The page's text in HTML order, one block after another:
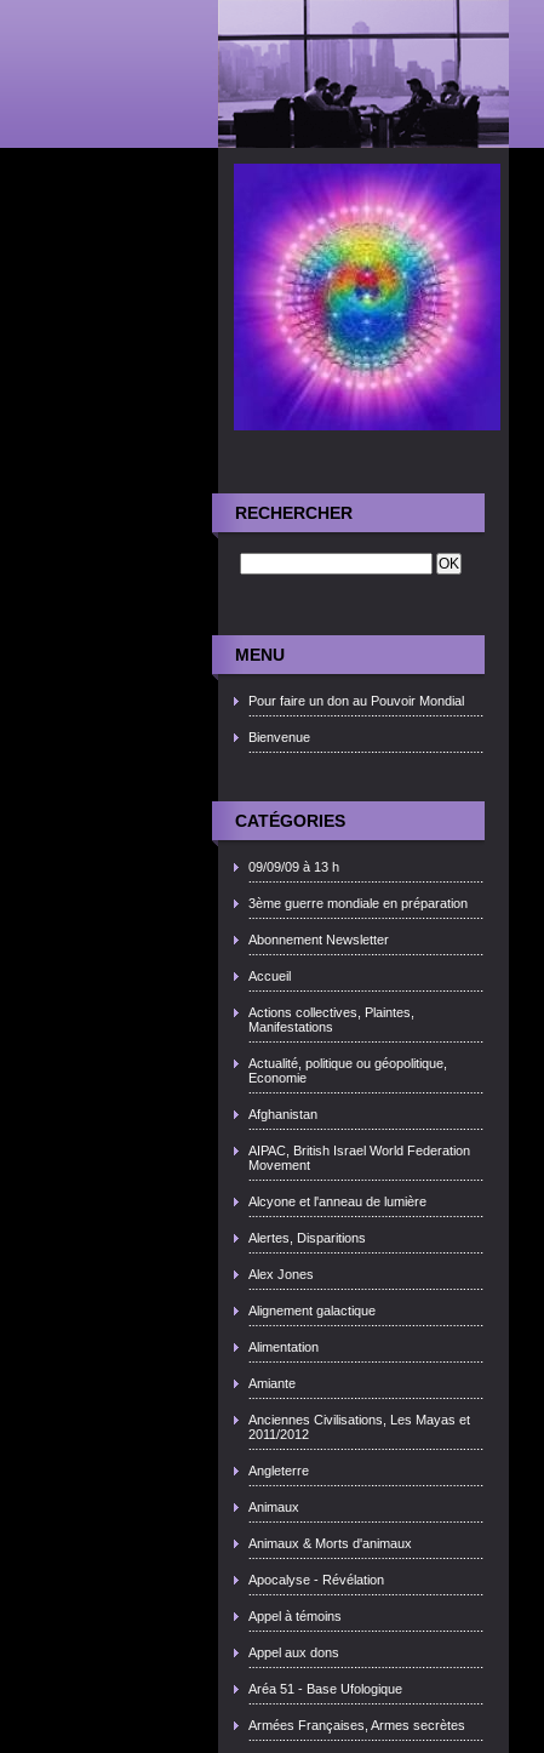
RECHERCHER
MENU
Pour faire un don au Pouvoir Mondial
Bienvenue
CATÉGORIES
09/09/09 à 13 h
3ème guerre mondiale en préparation
Abonnement Newsletter
Accueil
Actions collectives, Plaintes,
Manifestations
Actualité, politique ou géopolitique,
Economie
Afghanistan
AIPAC, British Israel World Federation
Movement
Alcyone et l'anneau de lumière
Alertes, Disparitions
Alex Jones
Alignement galactique
Alimentation
Amiante
Anciennes Civilisations, Les Mayas et
2011/2012
Angleterre
Animaux
Animaux & Morts d'animaux
Apocalyse - Révélation
Appel à témoins
Appel aux dons
Aréa 51 - Base Ufologique
Armées Françaises, Armes secrètes